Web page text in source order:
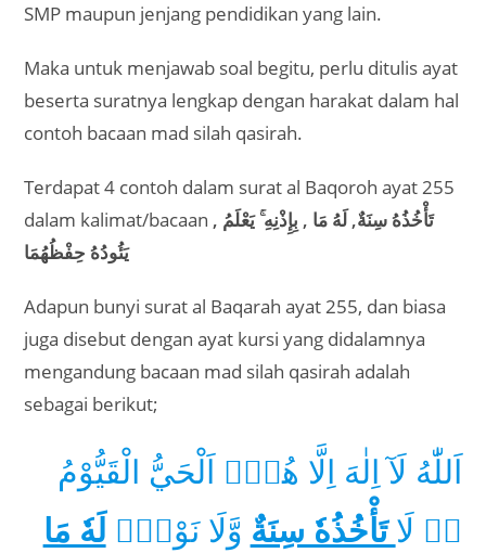
SMP maupun jenjang pendidikan yang lain.
Maka untuk menjawab soal begitu, perlu ditulis ayat
beserta suratnya lengkap dengan harakat dalam hal
contoh bacaan mad silah qasirah.
Terdapat 4 contoh dalam surat al Baqoroh ayat 255
dalam kalimat/bacaan تَأْخُذُهُ سِنَةٌ, لَهُ مَا , بِإِذْنِهِ ۚ يَعْلَمُ ,
يَئُودُهُ حِفْظُهُمَا
Adapun bunyi surat al Baqarah ayat 255, dan biasa
juga disebut dengan ayat kursi yang didalamnya
mengandung bacaan mad silah qasirah adalah
sebagai berikut;
اَللّٰهُ لَآ اِلٰهَ اِلَّا هُوَۚ اَلْحَيُّ الْقَيُّوْمُ
ەۚ لَاتَأْخُذُهٗ سِنَةٌ وَّلَا نَوْمٌۗلَهٗ مَا